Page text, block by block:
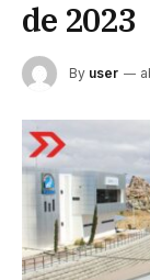
de 2023
By user